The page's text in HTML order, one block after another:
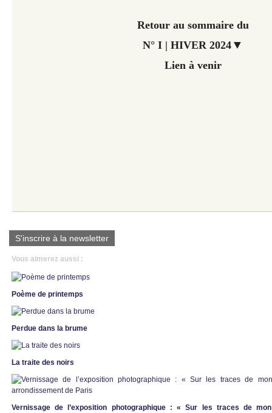
Retour au sommaire du
N° I | HIVER 2024▼
Lien à venir
S'inscrire à la newsletter
Vous aimerez aussi :
Poème de printemps
Perdue dans la brume
La traite des noirs
Vernissage de l’exposition photographique : « Sur les traces de